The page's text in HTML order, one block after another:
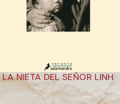
LA NIETA DEL SEÑOR LINH